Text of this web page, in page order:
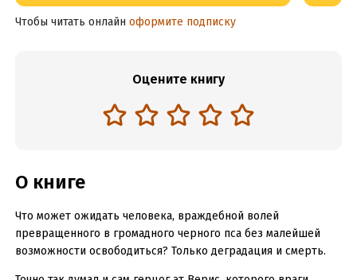
Чтобы читать онлайн оформите подписку
Оцените книгу
О книге
Что может ожидать человека, враждебной волей
превращенного в громадного черного пса без малейшей
возможности освободиться? Только деградация и смерть.